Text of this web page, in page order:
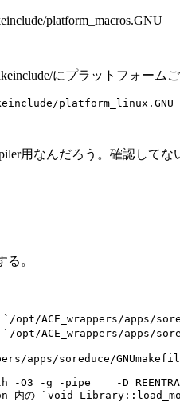
platform_macros.GNU
にプラットフォー
用なんだろう。確認してな
る。
`/opt/ACE_wrappers/apps/
`/opt/ACE_wrappers/apps/
apps/soreduce/
-g -pipe    -
内の `void